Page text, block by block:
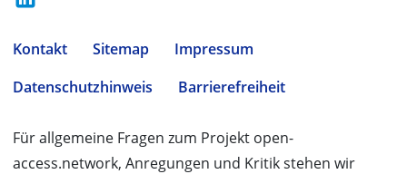
Kontakt Sitemap
Impressum
Datenschutzhinweis
Barrierefreiheit
Für allgemeine Fragen zum Projekt open-
access.network, Anregungen und Kritik stehen wir